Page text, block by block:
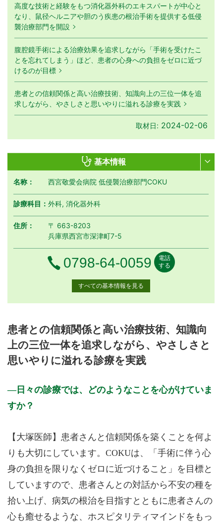
高度な技術と経験をもつ消化器外科のエキスパートが中心と
なり、鼠径ヘルニアや胆のう疾患の根治手術を提供する低侵
襲治療部門を開設
腹腔鏡手術による治療効果を追求しながら「手術を受けたこ
とを忘れてしまう」ほど、患者の心身への負担をゼロに近づ
けるのが目標
患者との信頼関係と高い治療技術、知識向上の三位一体を追
求しながら、やさしさと思いやりに溢れる診療を実践
取材日: 2024-02-06
基本情報
名称： 西宮敬愛会病院 低侵襲治療部門COKU
診療科目：外科, 消化器外科
住所：
〒 663-8203
兵庫県西宮市深津町7-5
電話番号
0798-64-0059
電話
する
すべての基本情報を見る
9:00～12:00
● ● ● ● ●
●
13:00～17:00
● ● ● ● ●
からのご紹介
・直接来院いただいても診察可能ですが、手術日はお待
たせすることがあります。
機関ホームページ、またはお電話にてご確認ください。
公式HPはこちら
患者との信頼関係と高い治療技術、知識向
上の三位一体を追求しながら、やさしさと
思いやりに溢れる診療を実践
日々の診療では、どのようなことを心がけていま
すか？
【大塚医師】患者さんと信頼関係を築くことを何よ
りも大切にしています。COKUは、「手術に伴う心
身の負担を限りなくゼロに近づけること」を目標と
していますので、患者さんとの対話から不安の種を
拾い上げ、病気の根治を目指すとともに患者さんの
心も癒せるような、ホスピタリティマインドをもっ